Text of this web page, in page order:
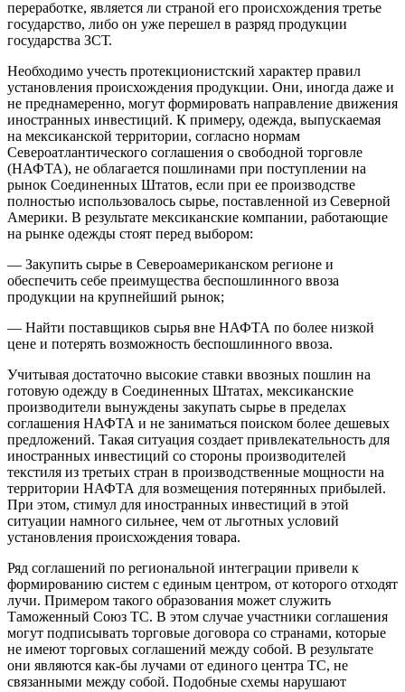
переработке, является ли страной его происхождения третье
государство, либо он уже перешел в разряд продукции
государства ЗСТ.
Необходимо учесть протекционистский характер правил
установления происхождения продукции. Они, иногда даже и
не преднамеренно, могут формировать направление движения
иностранных инвестиций. К примеру, одежда, выпускаемая
на мексиканской территории, согласно нормам
Североатлантического соглашения о свободной торговле
(НАФТА), не облагается пошлинами при поступлении на
рынок Соединенных Штатов, если при ее производстве
полностью использовалось сырье, поставленной из Северной
Америки. В результате мексиканские компании, работающие
на рынке одежды стоят перед выбором:
— Закупить сырье в Североамериканском регионе и
обеспечить себе преимущества беспошлинного ввоза
продукции на крупнейший рынок;
— Найти поставщиков сырья вне НАФТА по более низкой
цене и потерять возможность беспошлинного ввоза.
Учитывая достаточно высокие ставки ввозных пошлин на
готовую одежду в Соединенных Штатах, мексиканские
производители вынуждены закупать сырье в пределах
соглашения НАФТА и не заниматься поиском более дешевых
предложений. Такая ситуация создает привлекательность для
иностранных инвестиций со стороны производителей
текстиля из третьих стран в производственные мощности на
территории НАФТА для возмещения потерянных прибылей.
При этом, стимул для иностранных инвестиций в этой
ситуации намного сильнее, чем от льготных условий
установления происхождения товара.
Ряд соглашений по региональной интеграции привели к
формированию систем с единым центром, от которого отходят
лучи. Примером такого образования может служить
Таможенный Союз ТС. В этом случае участники соглашения
могут подписывать торговые договора со странами, которые
не имеют торговых соглашений между собой. В результате
они являются как-бы лучами от единого центра ТС, не
связанными между собой. Подобные схемы нарушают